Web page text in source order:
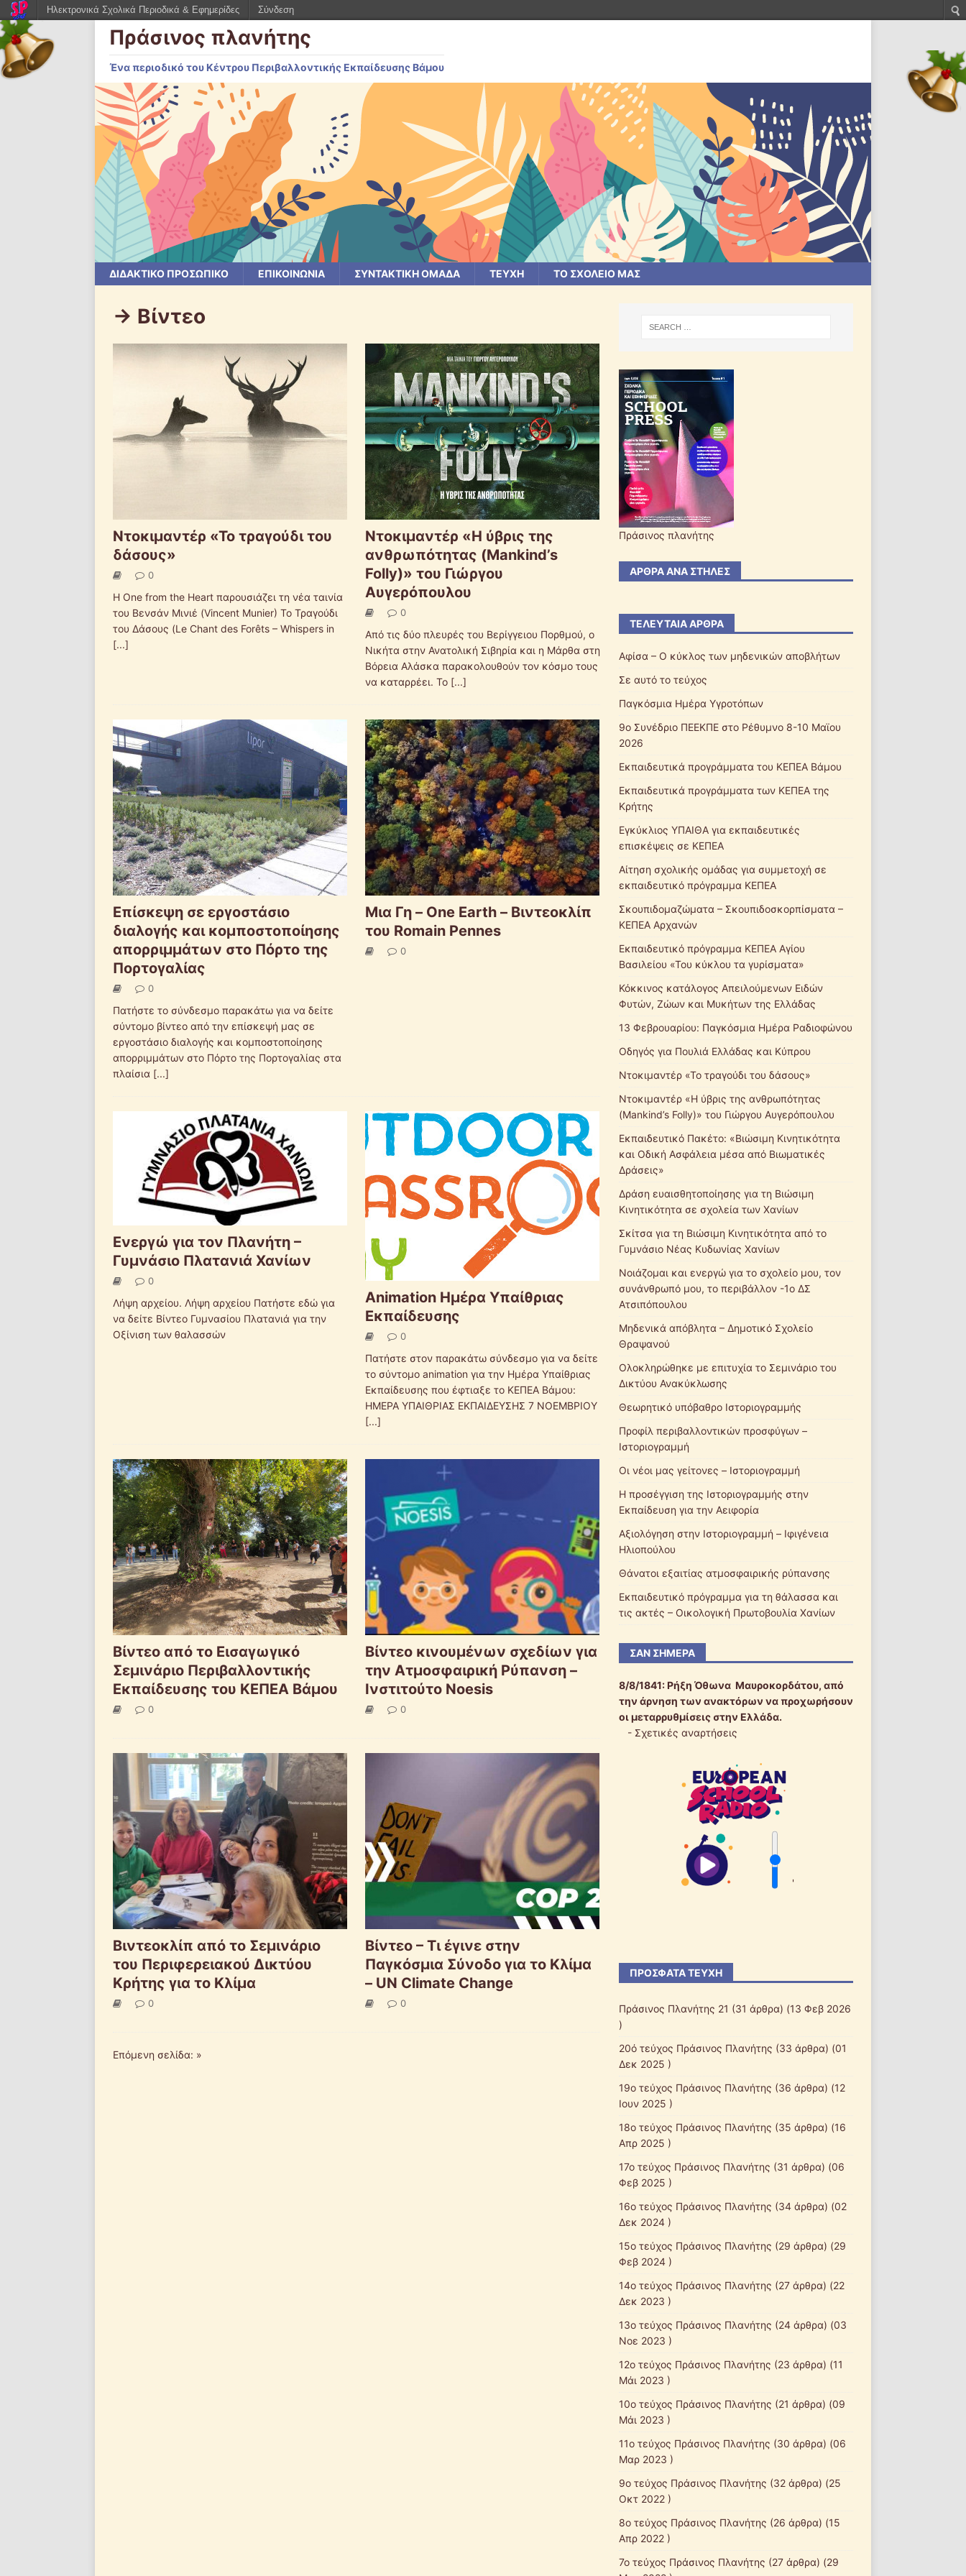
Πράσινος πλανήτης
Ένα περιοδικό του Κέντρου Περιβαλλοντικής Εκπαίδευσης Βάμου
ΔΙΔΑΚΤΙΚΟ ΠΡΟΣΩΠΙΚΟ ΕΠΙΚΟΙΝΩΝΙΑ ΣΥΝΤΑΚΤΙΚΗ ΟΜΑΔΑ ΤΕΥΧΗ ΤΟ ΣΧΟΛΕΙΟ ΜΑΣ
-> Βίντεο
Ντοκιμαντέρ «Το τραγούδι του
δάσους»
0
Η One from the Heart παρουσιάζει τη νέα ταινία
του Βενσάν Μινιέ (Vincent Munier) Το Τραγούδι
του Δάσους (Le Chant des Forêts – Whispers in
[...]
Ντοκιμαντέρ «Η ύβρις της
ανθρωπότητας (Mankind’s
Folly)» του Γιώργου
Αυγερόπουλου
0
Από τις δύο πλευρές του Βερίγγειου Πορθμού, ο
Νικήτα στην Ανατολική Σιβηρία και η Μάρθα στη
Βόρεια Αλάσκα παρακολουθούν τον κόσμο τους
να καταρρέει. Το [...]
Επίσκεψη σε εργοστάσιο
διαλογής και κομποστοποίησης
απορριμμάτων στο Πόρτο της
Πορτογαλίας
0
Πατήστε το σύνδεσμο παρακάτω για να δείτε
σύντομο βίντεο από την επίσκεψή μας σε
εργοστάσιο διαλογής και κομποστοποίησης
απορριμμάτων στο Πόρτο της Πορτογαλίας στα
πλαίσια [...]
Μια Γη – One Earth – Βιντεοκλίπ
του Romain Pennes
0
Ενεργώ για τον Πλανήτη –
Γυμνάσιο Πλατανιά Χανίων
0
Λήψη αρχείου. Λήψη αρχείου Πατήστε εδώ για
να δείτε Βίντεο Γυμνασίου Πλατανιά για την
Οξίνιση των θαλασσών
Animation Ημέρα Υπαίθριας
Εκπαίδευσης
0
Πατήστε στον παρακάτω σύνδεσμο για να δείτε
το σύντομο animation για την Ημέρα Υπαίθριας
Εκπαίδευσης που έφτιαξε το ΚΕΠΕΑ Βάμου:
ΗΜΕΡΑ ΥΠΑΙΘΡΙΑΣ ΕΚΠΑΙΔΕΥΣΗΣ 7 ΝΟΕΜΒΡΙΟΥ
[...]
Βίντεο από το Εισαγωγικό
Σεμινάριο Περιβαλλοντικής
Εκπαίδευσης του ΚΕΠΕΑ Βάμου
0
Βίντεο κινουμένων σχεδίων για
την Ατμοσφαιρική Ρύπανση –
Ινστιτούτο Noesis
0
Βιντεοκλίπ από το Σεμινάριο
του Περιφερειακού Δικτύου
Κρήτης για το Κλίμα
0
Βίντεο – Τι έγινε στην
Παγκόσμια Σύνοδο για το Κλίμα
– UN Climate Change
0
Επόμενη σελίδα: »
Πράσινος πλανήτης
ΆΡΘΡΑ ΑΝΆ ΣΤΉΛΕΣ
ΤΕΛΕΥΤΑΊΑ ΆΡΘΡΑ
Αφίσα – Ο κύκλος των μηδενικών αποβλήτων
Σε αυτό το τεύχος
Παγκόσμια Ημέρα Υγροτόπων
9ο Συνέδριο ΠΕΕΚΠΕ στο Ρέθυμνο 8-10 Μαϊου
2026
Εκπαιδευτικά προγράμματα του ΚΕΠΕΑ Βάμου
Εκπαιδευτικά προγράμματα των ΚΕΠΕΑ της
Κρήτης
Εγκύκλιος ΥΠΑΙΘΑ για εκπαιδευτικές
επισκέψεις σε ΚΕΠΕΑ
Αίτηση σχολικής ομάδας για συμμετοχή σε
εκπαιδευτικό πρόγραμμα ΚΕΠΕΑ
Σκουπιδομαζώματα – Σκουπιδοσκορπίσματα –
ΚΕΠΕΑ Αρχανών
Εκπαιδευτικό πρόγραμμα ΚΕΠΕΑ Αγίου
Βασιλείου «Του κύκλου τα γυρίσματα»
Κόκκινος κατάλογος Απειλούμενων Ειδών
Φυτών, Ζώων και Μυκήτων της Ελλάδας
13 Φεβρουαρίου: Παγκόσμια Ημέρα Ραδιοφώνου
Οδηγός για Πουλιά Ελλάδας και Κύπρου
Ντοκιμαντέρ «Το τραγούδι του δάσους»
Ντοκιμαντέρ «Η ύβρις της ανθρωπότητας
(Mankind’s Folly)» του Γιώργου Αυγερόπουλου
Εκπαιδευτικό Πακέτο: «Βιώσιμη Κινητικότητα
και Οδική Ασφάλεια μέσα από Βιωματικές
Δράσεις»
Δράση ευαισθητοποίησης για τη Βιώσιμη
Κινητικότητα σε σχολεία των Χανίων
Σκίτσα για τη Βιώσιμη Κινητικότητα από το
Γυμνάσιο Νέας Κυδωνίας Χανίων
Νοιάζομαι και ενεργώ για το σχολείο μου, τον
συνάνθρωπό μου, το περιβάλλον -1ο ΔΣ
Ατσιπόπουλου
Μηδενικά απόβλητα – Δημοτικό Σχολείο
Θραψανού
Ολοκληρώθηκε με επιτυχία το Σεμινάριο του
Δικτύου Ανακύκλωσης
Θεωρητικό υπόβαθρο Ιστοριογραμμής
Προφίλ περιβαλλοντικών προσφύγων –
Ιστοριογραμμή
Οι νέοι μας γείτονες – Ιστοριογραμμή
Η προσέγγιση της Ιστοριογραμμής στην
Εκπαίδευση για την Αειφορία
Αξιολόγηση στην Ιστοριογραμμή – Ιφιγένεια
Ηλιοπούλου
Θάνατοι εξαιτίας ατμοσφαιρικής ρύπανσης
Εκπαιδευτικό πρόγραμμα για τη θάλασσα και
τις ακτές – Οικολογική Πρωτοβουλία Χανίων
ΣΑΝ ΣΉΜΕΡΑ
8/8/1841:Ρήξη Όθωνα  Μαυροκορδάτου, από
την άρνηση των ανακτόρων να προχωρήσουν
οι μεταρρυθμίσεις στην Ελλάδα.
- Σχετικές αναρτήσεις
'
ΠΡΌΣΦΑΤΑ ΤΕΎΧΗ
Πράσινος Πλανήτης 21 (31 άρθρα) (13 Φεβ 2026
)
20ό τεύχος Πράσινος Πλανήτης (33 άρθρα) (01
Δεκ 2025 )
19ο τεύχος Πράσινος Πλανήτης (36 άρθρα) (12
Ιουν 2025 )
18ο τεύχος Πράσινος Πλανήτης (35 άρθρα) (16
Απρ 2025 )
17ο τεύχος Πράσινος Πλανήτης (31 άρθρα) (06
Φεβ 2025 )
16ο τεύχος Πράσινος Πλανήτης (34 άρθρα) (02
Δεκ 2024 )
15ο τεύχος Πράσινος Πλανήτης (29 άρθρα) (29
Φεβ 2024 )
14ο τεύχος Πράσινος Πλανήτης (27 άρθρα) (22
Δεκ 2023 )
13ο τεύχος Πράσινος Πλανήτης (24 άρθρα) (03
Νοε 2023 )
12ο τεύχος Πράσινος Πλανήτης (23 άρθρα) (11
Μάι 2023 )
10ο τεύχος Πράσινος Πλανήτης (21 άρθρα) (09
Μάι 2023 )
11ο τεύχος Πράσινος Πλανήτης (30 άρθρα) (06
Μαρ 2023 )
9ο τεύχος Πράσινος Πλανήτης (32 άρθρα) (25
Οκτ 2022 )
8ο τεύχος Πράσινος Πλανήτης (26 άρθρα) (15
Απρ 2022 )
7ο τεύχος Πράσινος Πλανήτης (27 άρθρα) (29
Ηλεκτρονικά Σχολικά Περιοδικά & Εφημερίδες Σύνδεση